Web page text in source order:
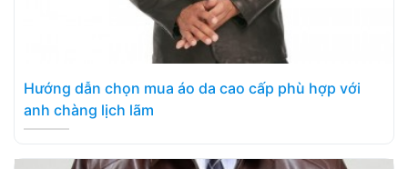
Hướng dẫn chọn mua áo da cao cấp phù hợp với
anh chàng lịch lãm